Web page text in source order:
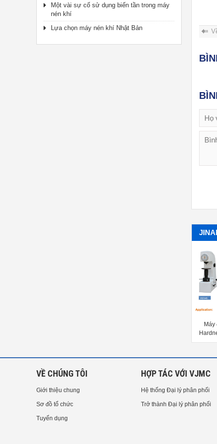
Một vài sự cố sử dụng biến tần trong máy
nén khí
Lựa chọn máy nén khí Nhật Bản
VỀ CHÚNG TÔI
Giới thiệu chung
Sơ đồ tổ chức
Tuyển dụng
HỢP TÁC VỚI VJMC
Hệ thống Đại lý phân phối
Trở thành Đại lý phân phối